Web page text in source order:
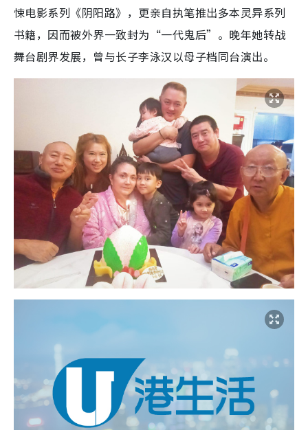
悚电影系列《阴阳路》，更亲自执笔推出多本灵异系列
书籍，因而被外界一致封为“一代鬼后”。晚年她转战
舞台剧界发展，曾与长子李泳汉以母子档同台演出。